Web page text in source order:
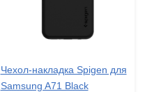
Чехол-накладка Spigen для
Samsung A71 Black